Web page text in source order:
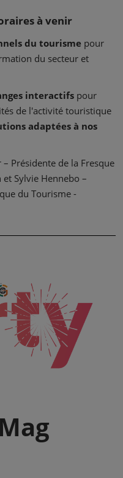
à venir
du tourisme pour
du secteur et
interactifs pour
de l'activité touristique
adaptées à nos
Présidente de la Fresque
Sylvie Hennebo –
du Tourisme -